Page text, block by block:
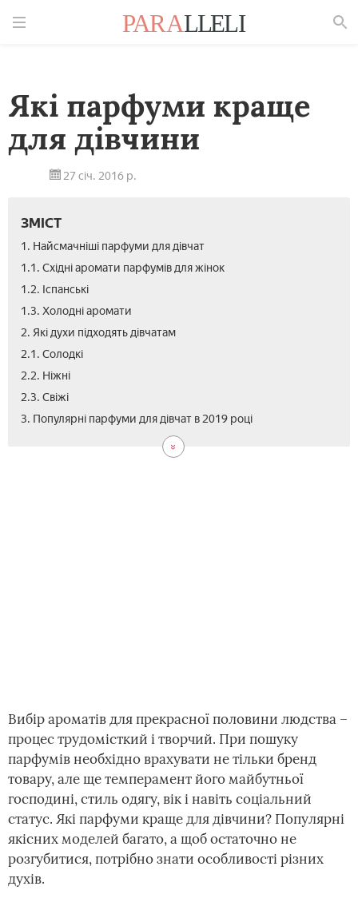
Які парфуми краще
для дівчини
27 січ. 2016 р.
ЗМІСТ
1. Найсмачніші парфуми для дівчат
1.1. Східні аромати парфумів для жінок
1.2. Іспанські
1.3. Холодні аромати
2. Які духи підходять дівчатам
2.1. Солодкі
2.2. Ніжні
2.3. Свіжі
3. Популярні парфуми для дівчат в 2019 році
Вибір ароматів для прекрасної половини людства –
процес трудомісткий і творчий. При пошуку
парфумів необхідно врахувати не тільки бренд
товару, але ще темперамент його майбутньої
господині, стиль одягу, вік і навіть соціальний
статус. Які парфуми краще для дівчини? Популярні
якісних моделей багато, а щоб остаточно не
розгубитися, потрібно знати особливості різних
духів.